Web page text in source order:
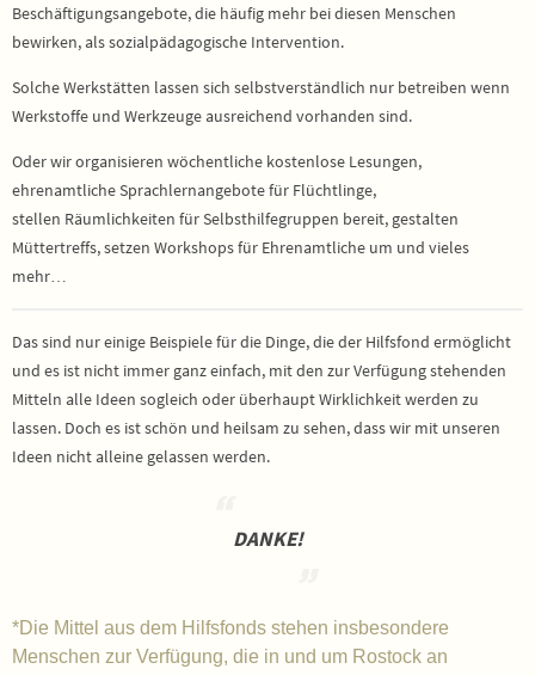
Beschäftigungsangebote, die häufig mehr bei diesen Menschen
bewirken, als sozialpädagogische Intervention.
Solche Werkstätten lassen sich selbstverständlich nur betreiben wenn
Werkstoffe und Werkzeuge ausreichend vorhanden sind.
Oder wir organisieren wöchentliche kostenlose Lesungen,
ehrenamtliche Sprachlernangebote für Flüchtlinge,
stellen Räumlichkeiten für Selbsthilfegruppen bereit, gestalten
Müttertreffs, setzen Workshops für Ehrenamtliche um und vieles
mehr…
Das sind nur einige Beispiele für die Dinge, die der Hilfsfond ermöglicht
und es ist nicht immer ganz einfach, mit den zur Verfügung stehenden
Mitteln alle Ideen sogleich oder überhaupt Wirklichkeit werden zu
lassen. Doch es ist schön und heilsam zu sehen, dass wir mit unseren
Ideen nicht alleine gelassen werden.
DANKE!
*Die Mittel aus dem Hilfsfonds stehen insbesondere
Menschen zur Verfügung, die in und um Rostock an